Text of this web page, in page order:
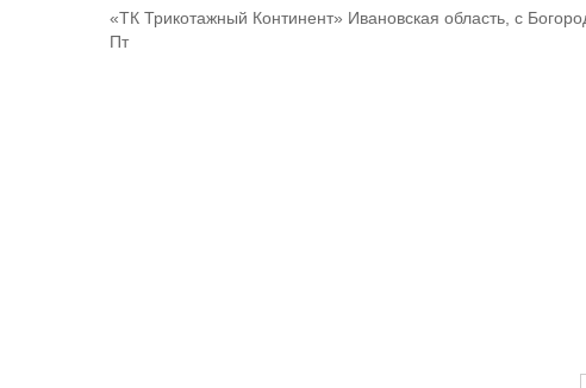
«ТК Трикотажный Континент» Ивановская область, с
Пт